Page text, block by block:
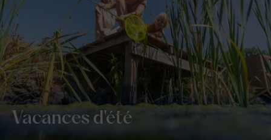
Vacances d'été